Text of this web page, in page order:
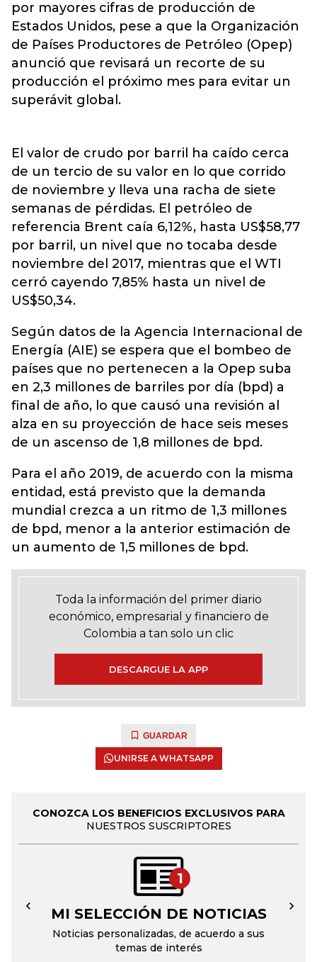
por mayores cifras de producción de
Estados Unidos, pese a que la Organización
de Países Productores de Petróleo (Opep)
anunció que revisará un recorte de su
producción el próximo mes para evitar un
superávit global.
El valor de crudo por barril ha caído cerca
de un tercio de su valor en lo que corrido
de noviembre y lleva una racha de siete
semanas de pérdidas. El petróleo de
referencia Brent caía 6,12%, hasta US$58,77
por barril, un nivel que no tocaba desde
noviembre del 2017, mientras que el WTI
cerró cayendo 7,85% hasta un nivel de
US$50,34.
Según datos de la Agencia Internacional de
Energía (AIE) se espera que el bombeo de
países que no pertenecen a la Opep suba
en 2,3 millones de barriles por día (bpd) a
final de año, lo que causó una revisión al
alza en su proyección de hace seis meses
de un ascenso de 1,8 millones de bpd.
Para el año 2019, de acuerdo con la misma
entidad, está previsto que la demanda
mundial crezca a un ritmo de 1,3 millones
de bpd, menor a la anterior estimación de
un aumento de 1,5 millones de bpd.
Toda la información del primer diario
económico, empresarial y financiero de
Colombia a tan solo un clic
DESCARGUE LA APP
GUARDAR
UNIRSE A WHATSAPP
CONOZCA LOS BENEFICIOS EXCLUSIVOS PARA
NUESTROS SUSCRIPTORES
1
MI SELECCIÓN DE NOTICIAS
Noticias personalizadas, de acuerdo a sus
temas de interés
← →